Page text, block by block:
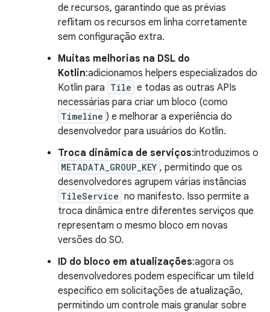
de recursos, garantindo que as prévias
reflitam os recursos em linha corretamente
sem configuração extra.
Muitas melhorias na DSL do
Kotlin:adicionamos helpers especializados do
Kotlin para Tile e todas as outras APIs
necessárias para criar um bloco (como
Timeline ) e melhorar a experiência do
desenvolvedor para usuários do Kotlin.
Troca dinâmica de serviços:introduzimos o
METADATA_GROUP_KEY , permitindo que os
desenvolvedores agrupem várias instâncias
TileService no manifesto. Isso permite a
troca dinâmica entre diferentes serviços que
representam o mesmo bloco em novas
versões do SO.
ID do bloco em atualizações:agora os
desenvolvedores podem especificar um tileId
específico em solicitações de atualização,
permitindo um controle mais granular sobre